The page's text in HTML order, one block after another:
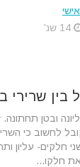
שרירי
ובטן
מקובל לחשוב כי
חלקים- עליון
חלקו...